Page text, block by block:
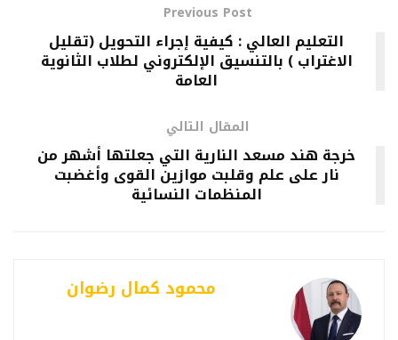
Previous Post
التعليم العالي : كيفية إجراء التحويل (تقليل
الاغتراب ) بالتنسيق الإلكتروني لطلاب الثانوية
العامة
المقال التالي
خرجة هند مسعد النارية التي جعلتها أشهر من
نار على علم وقلبت موازين القوى وأغضبت
المنظمات النسائية
محمود كمال رضوان